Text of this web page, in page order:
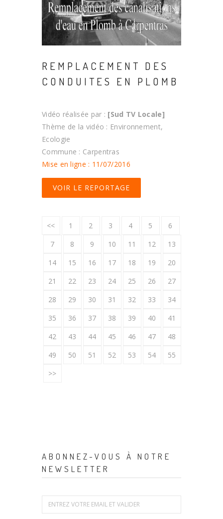
REMPLACEMENT DES
CONDUITES EN PLOMB
Vidéo réalisée par : [Sud TV Locale]
Thème de la vidéo : Environnement,
Ecologie
Commune : Carpentras
Mise en ligne : 11/07/2016
VOIR LE REPORTAGE
<< 1 2 3 4 5
6
7
8 9 10 11 12
13
14
15 16 17 18 19
20
21
22 23 24 25 26
27
28
29 30 31 32 33
34
35
36 37 38 39 40
41
42
43 44 45 46 47
48
49
50 51 52 53 54
55
>>
ABONNEZ-VOUS À NOTRE
NEWSLETTER